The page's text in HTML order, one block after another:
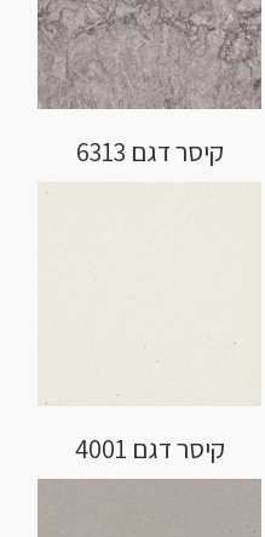
קיסר דגם 6313
קיסר דגם 4001